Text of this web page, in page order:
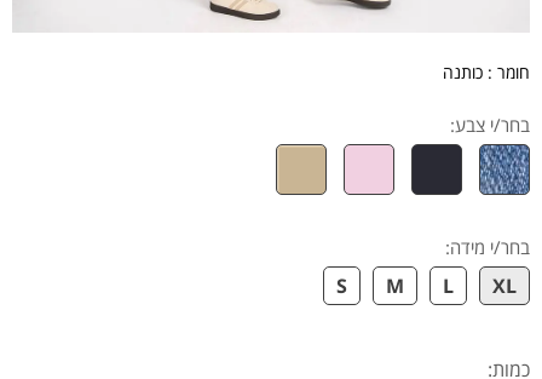
חומר : כותנה
בחר/י צבע:
בחר/י מידה:
XL
L
M
S
כמות: